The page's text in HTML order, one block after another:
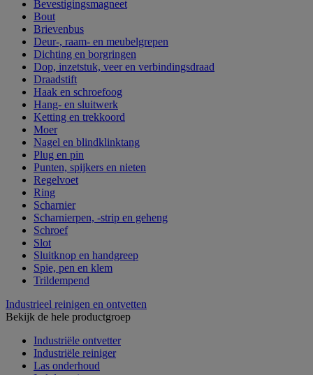
Bevestigingsmagneet
Bout
Brievenbus
Deur-, raam- en meubelgrepen
Dichting en borgringen
Dop, inzetstuk, veer en verbindingsdraad
Draadstift
Haak en schroefoog
Hang- en sluitwerk
Ketting en trekkoord
Moer
Nagel en blindklinktang
Plug en pin
Punten, spijkers en nieten
Regelvoet
Ring
Scharnier
Scharnierpen, -strip en geheng
Schroef
Slot
Sluitknop en handgreep
Spie, pen en klem
Trildempend
Industrieel reinigen en ontvetten
Bekijk de hele productgroep
Industriële ontvetter
Industriële reiniger
Las onderhoud